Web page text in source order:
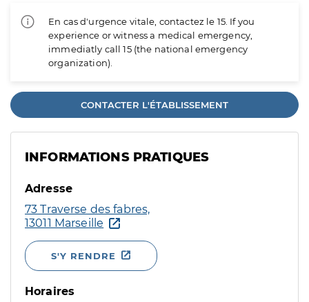
En cas d'urgence vitale, contactez le 15. If you
experience or witness a medical emergency,
immediatly call 15 (the national emergency
organization).
CONTACTER L'ÉTABLISSEMENT
INFORMATIONS PRATIQUES
Adresse
73 Traverse des fabres,
13011 Marseille
S'Y RENDRE
Horaires